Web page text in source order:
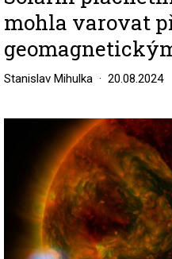
mohla varovat
Stanislav Mihulka 20.08.2024